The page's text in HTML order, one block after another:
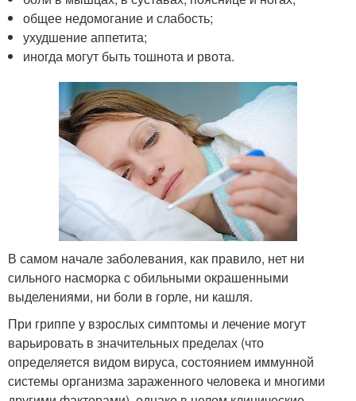
общее недомогание и слабость;
ухудшение аппетита;
иногда могут быть тошнота и рвота.
В самом начале заболевания, как правило, нет ни
сильного насморка с обильными окрашенными
выделениями, ни боли в горле, ни кашля.
При гриппе у взрослых симптомы и лечение могут
варьировать в значительных пределах (что
определяется видом вируса, состоянием иммунной
системы организма зараженного человека и многими